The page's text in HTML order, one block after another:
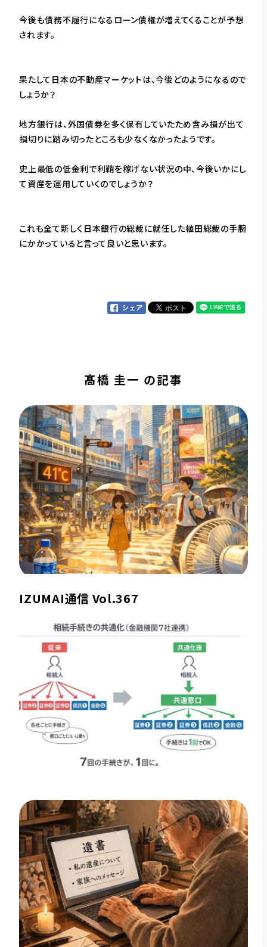
今後も債務不履行になるローン債権が増えてくることが予想
されます。
果たして日本の不動産マーケットは、今後どのようになるので
しょうか？
地方銀行は、外国債券を多く保有していたため含み損が出て
損切りに踏み切ったところも少なくなかったようです。
史上最低の低金利で利鞘を稼げない状況の中、今後いかにし
て資産を運用していくのでしょうか？
これも全て新しく日本銀行の総裁に就任した植田総裁の手腕
にかかっていると言って良いと思います。
髙橋 圭一 の記事
IZUMAI通信 Vol.367